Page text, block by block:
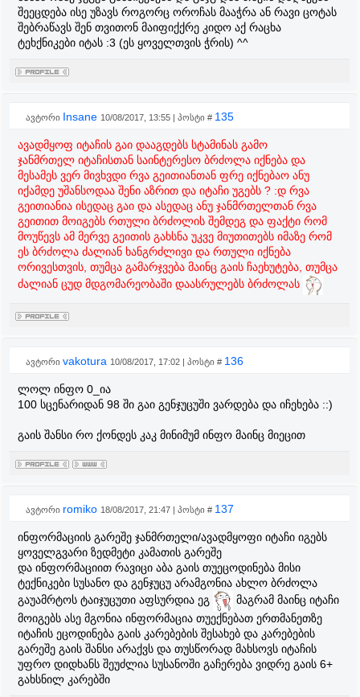
შეეცდება ისე უზავს როგორც ოროჩას მააჭრა ან რავი ცოტას
შებრაწავს შენ თვითონ მაიფიქქრე კიდო აქ რაცხა
ტეხქნიკები იტას :3 (ეს ყოველთვის ჭრის) ^^
ავტორი Insane 10/08/2017, 13:55 | პოსტი # 135
ავადმყოფ იტაჩის გაი დააგდებს სტამინას გამო
ჯანმრთელ იტაჩისთან საინტერესო ბრძოლა იქნება და
მესამეს ვერ მივხვდი რვა გეითიანთან ფრე იქნებაო ანუ
იქამდე უშანსოდაა შენი აზრით და იტაჩი უგებს ? :დ რვა
გეითიანია ისედაც გაი და ასედაც ანუ ჯანმრთელთან რვა
გეითით მოიგებს რთული ბრძოლის შემდეგ და ფაქტი რომ
მოუწევს ამ მერვე გეითის გახსნა უკვე მიუთითებს იმაზე რომ
ეს ბრძოლა ძალიან ხანგრძლივი და რთული იქნება
ორივესთვის, თუმცა გამარჯვება მაინც გაის ჩაეხუტება, თუმცა
ძალიან ცუდ მდგომარეობაში დაასრულებს ბრძოლას
ავტორი vakotura 10/08/2017, 17:02 | პოსტი # 136
ლოლ ინფო 0_ია
100 სცენარიდან 98 ში გაი გენჯუცუში ვარდება და იჩეხება ::)
გაის შანსი რო ქონდეს კაკ მინიმუმ ინფო მაინც მიეცით
ავტორი romiko 18/08/2017, 21:47 | პოსტი # 137
ინფორმაციის გარეშე ჯანმრთელი/ავადმყოფი იტაჩი იგებს
ყოველგვარი ზედმეტი კამათის გარეშე
და ინფორმაციით რავიცი აბა გაის თუეცოდინება მისი
ტექნიკები სუსანო და გენჯუცუ არამგონია ახლო ბრძოლა
გაუამრტოს ტაიჯუცუთი აფსურდია ეგ
მაგრამ მაინც იტაჩი
მოიგებს ასე მგონია ინფორმაცია თუექნებათ ერთმანეთზე
იტაჩის ეცოდინება გაის კარებების შესახებ და კარებების
გარეშე გაის შანსი არაქვს და თუსწორად მახსოვს იტაჩის
უფრო დიდხანს შეუძლია სუსანოში გაჩერება ვიდრე გაის 6+
გახსნილ კარებში